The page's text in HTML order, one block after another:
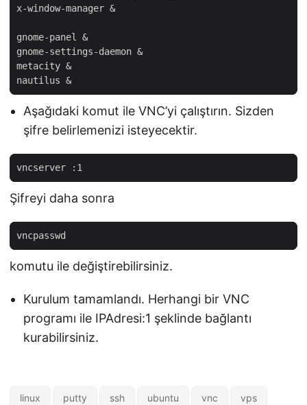
x-window-manager &
gnome-panel &
gnome-settings-daemon &
metacity &
nautilus &
Aşağıdaki komut ile VNC’yi çalıştırın. Sizden
şifre belirlemenizi isteyecektir.
Şifreyi daha sonra
komutu ile değiştirebilirsiniz.
Kurulum tamamlandı. Herhangi bir VNC
programı ile IPAdresi:1 şeklinde bağlantı
kurabilirsiniz.
linux putty ssh ubuntu vnc vps